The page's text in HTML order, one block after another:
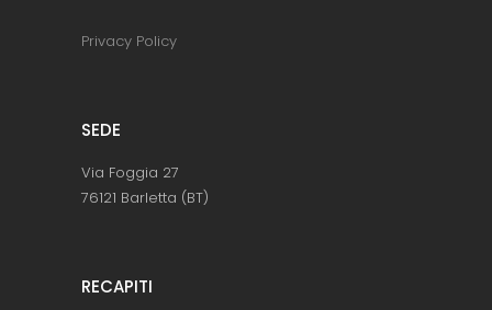
Privacy Policy
SEDE
Via Foggia 27
76121 Barletta (BT)
RECAPITI